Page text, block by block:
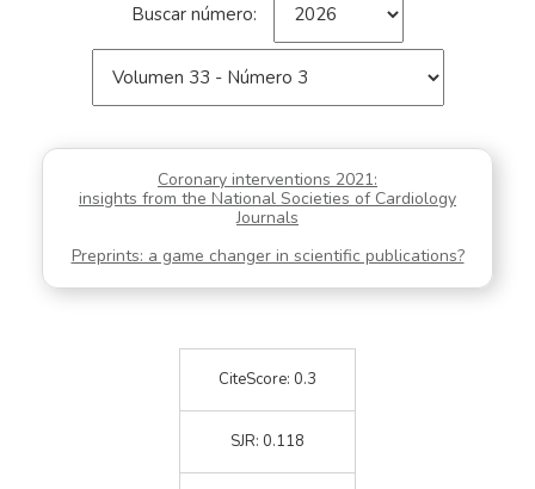
Buscar número:
Coronary interventions 2021:
insights from the National Societies of Cardiology
Journals
Preprints: a game changer in scientific publications?
CiteScore: 0.3
SJR: 0.118